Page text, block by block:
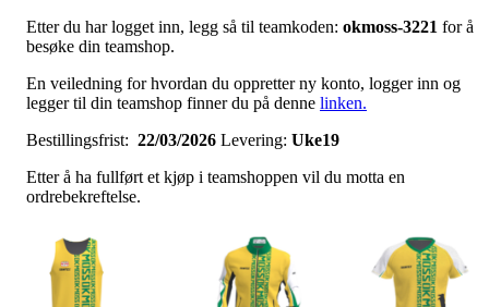
Etter du har logget inn, legg så til teamkoden: okmoss-3221 for å
besøke din teamshop.
En veiledning for hvordan du oppretter ny konto, logger inn og
legger til din teamshop finner du på denne linken.
Bestillingsfrist: 22/03/2026 Levering: Uke19
Etter å ha fullført et kjøp i teamshoppen vil du motta en
ordrebekreftelse.